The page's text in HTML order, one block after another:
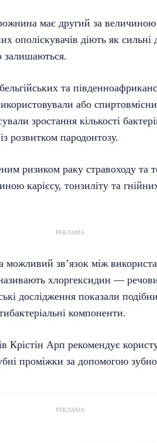
має другий за величиною
ополіскувачів діють як
залишаються.
та
або
зростання кількості
розвитком пародонтозу.
ризиком раку стравоходу та
карієсу, тонзиліту та
РЕКЛАМА
можливий зв’язок між
хлоргексидин —
дослідження показали
компоненти.
Крістін Арп рекомендує
проміжки за допомогою
РЕКЛАМА